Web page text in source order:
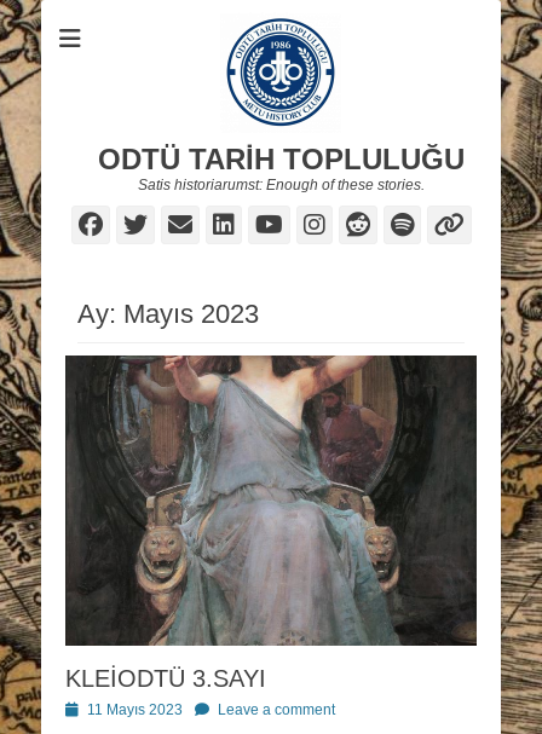
ODTÜ TARİH TOPLULUĞU
Satis historiarumst: Enough of these stories.
Facebook
Twitter
EmailLinkedIn
YouTube
Instagram
Reddit
Spotify
Link
Ay: Mayıs 2023
KLEİODTÜ 3.SAYI
Posted11 Mayıs 2023 Leave a comment